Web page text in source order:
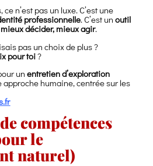
n’est pas un luxe. C’est une
professionnelle. C’est unoutil
décider, mieux agir.
pas un choix de plus ?
pour toi?
unentretien d’exploration
approche humaine, centrée sur les
compétences
le
naturel)